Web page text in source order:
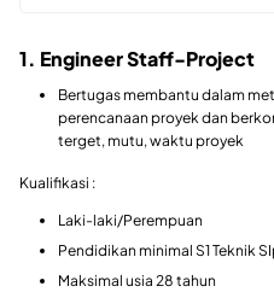
1. Engineer Staff-Project
Bertugas membantu dalam
perencanaan proyek dan
terget, mutu, waktu proyek
Kualifikasi :
Laki-laki/Perempuan
Pendidikan minimal S1 Teknik
Maksimal usia 28 tahun